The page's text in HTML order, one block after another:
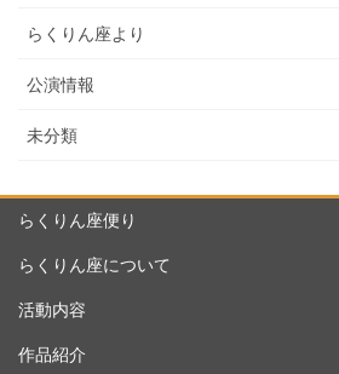
らくりん座より
公演情報
未分類
らくりん座便り
らくりん座について
活動内容
作品紹介